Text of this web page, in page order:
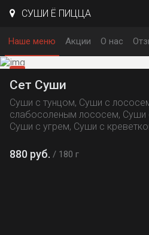
СУШИ Ё ПИЦЦА
Наше меню Акции О нас
Сет Суши
Суши с тунцом, Суши с
слабосоленым лососем, Суши
Суши с угрем, Суши с
880 руб. 180 г